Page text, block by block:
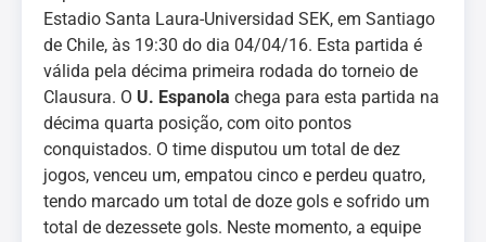
Estadio Santa Laura-Universidad SEK, em Santiago
de Chile, às 19:30 do dia 04/04/16. Esta partida é
válida pela décima primeira rodada do torneio de
Clausura. O U. Espanola chega para esta partida na
décima quarta posição, com oito pontos
conquistados. O time disputou um total de dez
jogos, venceu um, empatou cinco e perdeu quatro,
tendo marcado um total de doze gols e sofrido um
total de dezessete gols. Neste momento, a equipe